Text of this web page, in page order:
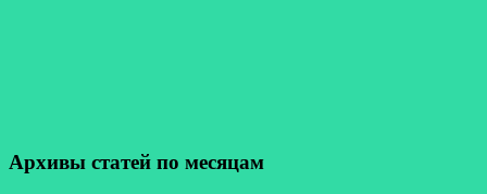
Архивы статей по месяцам